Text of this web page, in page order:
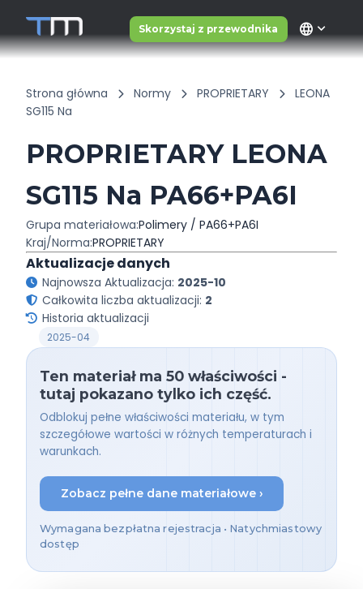
Skorzystaj z przewodnika language
Strona główna Normy PROPRIETARY
LEONA
SG115 Na
PROPRIETARY LEONA
SG115 Na PA66+PA6I
Grupa materiałowa:Polimery / PA66+PA6I
Kraj/Norma:PROPRIETARY
Aktualizacje danych
Najnowsza Aktualizacja: 2025-10
Całkowita liczba aktualizacji: 2
Historia aktualizacji
2025-04
Ten materiał ma 50 właściwości -
tutaj pokazano tylko ich część.
Odblokuj pełne właściwości materiału, w tym
szczegółowe wartości w różnych temperaturach i
warunkach.
Zobacz pełne dane materiałowe ›
Wymagana bezpłatna rejestracja • Natychmiastowy
dostęp